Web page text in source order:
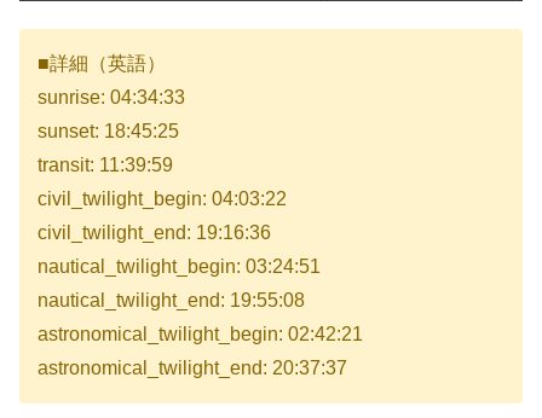
■詳細（英語）
sunrise: 04:34:33
sunset: 18:45:25
transit: 11:39:59
civil_twilight_begin: 04:03:22
civil_twilight_end: 19:16:36
nautical_twilight_begin: 03:24:51
nautical_twilight_end: 19:55:08
astronomical_twilight_begin: 02:42:21
astronomical_twilight_end: 20:37:37